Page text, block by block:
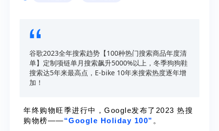
谷歌2023全年搜索趋势【100种热门搜索商品年度清
单】定制项链单月搜索飙升5000%以上，冬季狗狗鞋
搜索达5年来最高点，E-bike 10年来搜索热度逐年增
加！
年终购物旺季进行中，Google发布了2023 热搜
购物榜——“Google Holiday 100” 。